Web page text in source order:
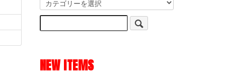
NEW ITEMS